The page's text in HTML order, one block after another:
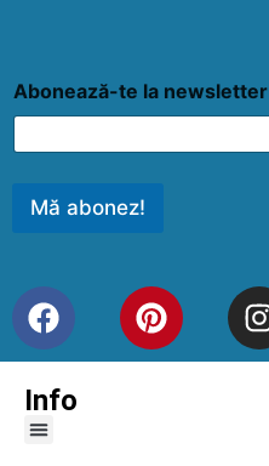
Abonează-te la newsletter
Mă abonez!
Info